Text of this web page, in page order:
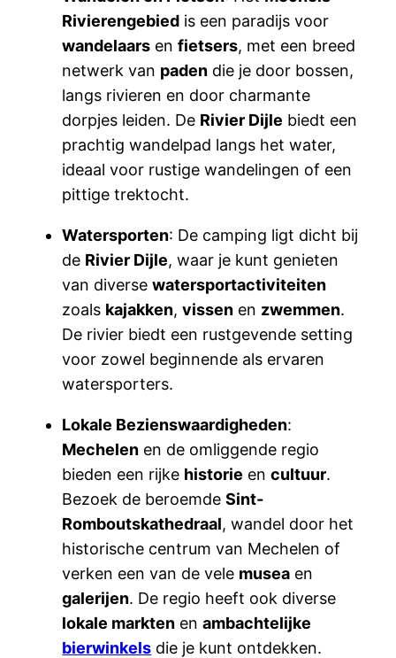
Rivierengebied is een paradijs voor
wandelaars enfietsers, met een breed
netwerk van paden die je door bossen,
langs rivieren en door charmante
dorpjes leiden. De Rivier Dijle biedt een
prachtig wandelpad langs het water,
ideaal voor rustige wandelingen of een
pittige trektocht.
Watersporten: De camping ligt dicht bij
de Rivier Dijle, waar je kunt genieten
van diversewatersportactiviteiten
zoals kajakken,vissen en zwemmen.
De rivier biedt een rustgevende setting
voor zowel beginnende als ervaren
watersporters.
Lokale Bezienswaardigheden:
Mechelen en de omliggende regio
bieden een rijke historie encultuur.
Bezoek de beroemdeSint-
Romboutskathedraal, wandel door het
historische centrum van Mechelen of
verken een van de vele musea en
galerijen. De regio heeft ook diverse
lokale markten enambachtelijke
bierwinkels die je kunt ontdekken.